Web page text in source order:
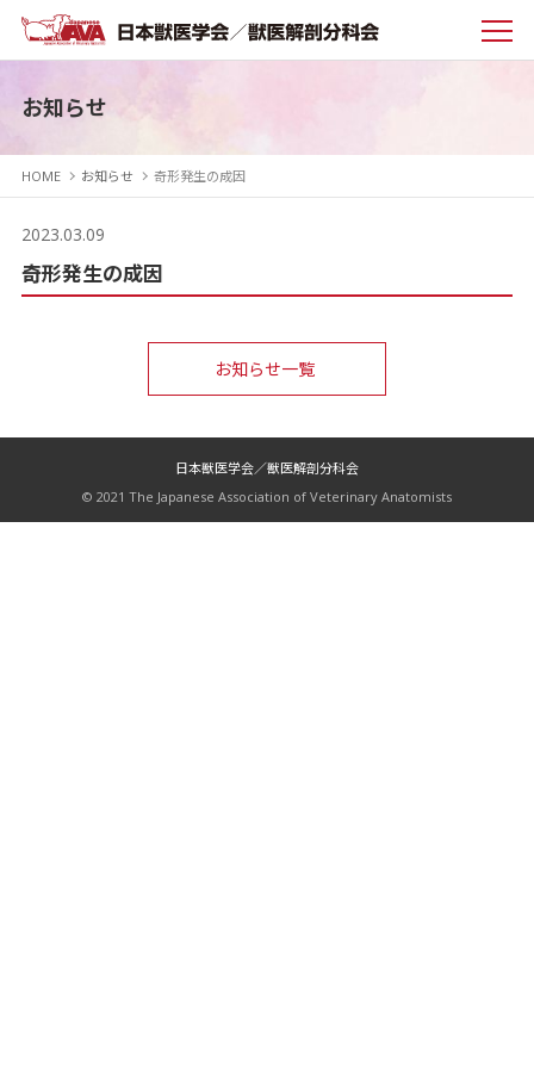
お知らせ
HOME お知らせ 奇形発生の成因
2023.03.09
奇形発生の成因
お知らせ一覧
日本獣医学会／獣医解剖分科会
© 2021 The Japanese Association of Veterinary Anatomists